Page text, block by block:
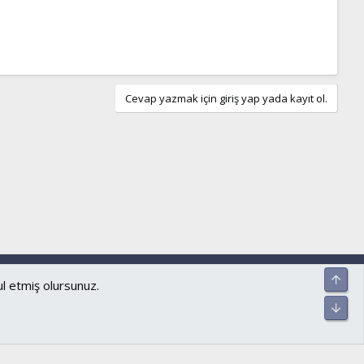
Cevap yazmak için giriş yap yada kayıt ol.
R
S
etmiş olursunuz.
Üst
Alt